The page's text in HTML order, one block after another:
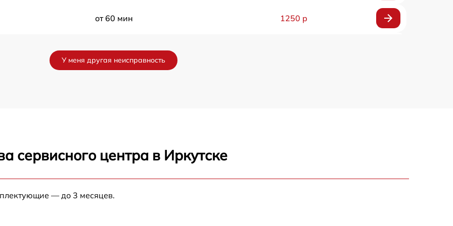
от 60 мин 1250 р
от 60 мин
от 60 мин
У меня другая неисправность
сервисного центра в Иркутске
— до 3 месяцев.